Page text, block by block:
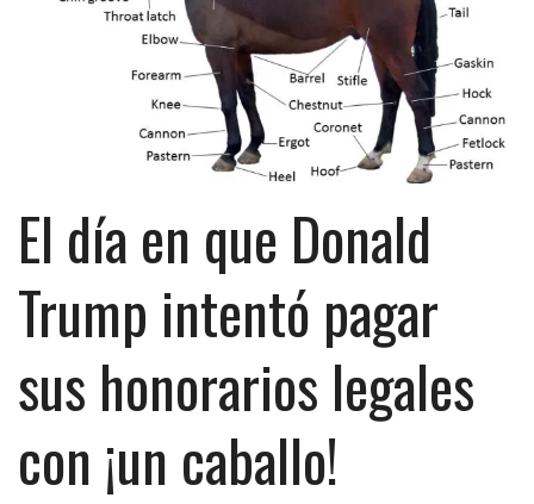
El día en que Donald
Trump intentó pagar
sus honorarios legales
con ¡un caballo!